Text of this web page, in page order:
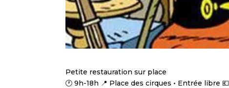
Petite restauration sur place
🕐 9h-18h 📍 Place des cirques • Entrée libre